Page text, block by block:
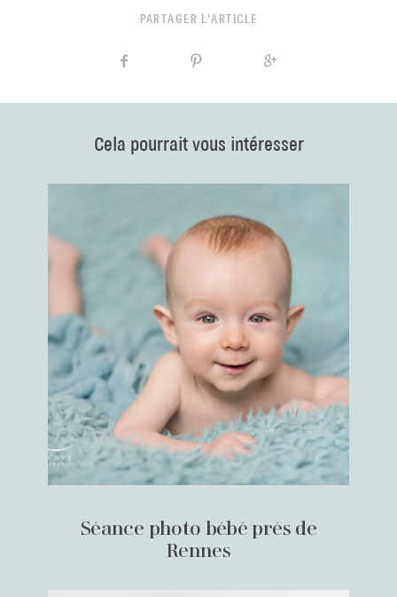
PARTAGER L'ARTICLE
Cela pourrait vous intéresser
Séance photo bébé près de
Rennes